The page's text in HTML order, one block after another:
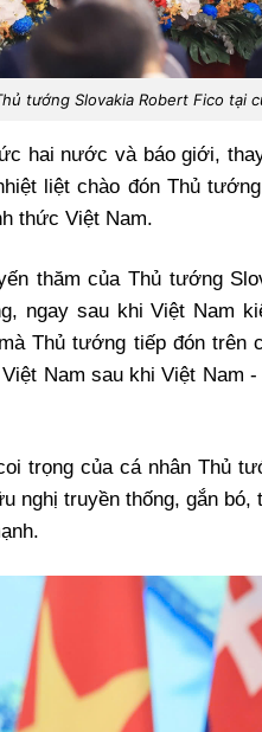
tướng Slovakia Robert Fico tại
hai nước và báo giới,
liệt chào đón Thủ
thức Việt Nam.
thăm của Thủ tướng
ngay sau khi Việt Nam
Thủ tướng tiếp đón trên
Nam sau khi Việt Nam
trọng của cá nhân Thủ
nghị truyền thống, gắn